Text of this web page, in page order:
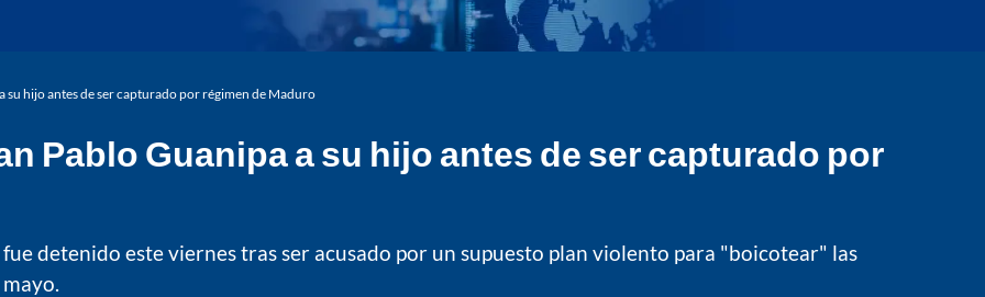
su hijo antes de ser capturado por régimen de Maduro
Pablo Guanipa a su hijo antes de ser capturado por
detenido este viernes tras ser acusado por un supuesto plan violento para "boicotear" las